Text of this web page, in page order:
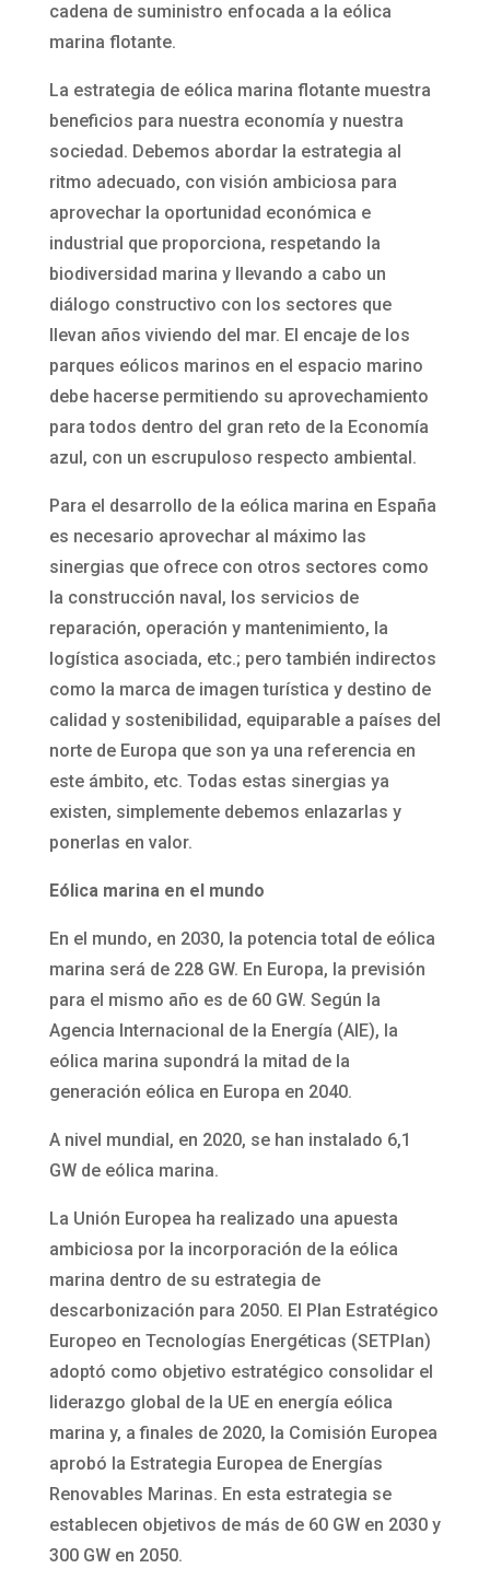
cadena de suministro enfocada a la eólica
marina flotante.
La estrategia de eólica marina flotante muestra
beneficios para nuestra economía y nuestra
sociedad. Debemos abordar la estrategia al
ritmo adecuado, con visión ambiciosa para
aprovechar la oportunidad económica e
industrial que proporciona, respetando la
biodiversidad marina y llevando a cabo un
diálogo constructivo con los sectores que
llevan años viviendo del mar. El encaje de los
parques eólicos marinos en el espacio marino
debe hacerse permitiendo su aprovechamiento
para todos dentro del gran reto de la Economía
azul, con un escrupuloso respecto ambiental.
Para el desarrollo de la eólica marina en España
es necesario aprovechar al máximo las
sinergias que ofrece con otros sectores como
la construcción naval, los servicios de
reparación, operación y mantenimiento, la
logística asociada, etc.; pero también indirectos
como la marca de imagen turística y destino de
calidad y sostenibilidad, equiparable a países del
norte de Europa que son ya una referencia en
este ámbito, etc. Todas estas sinergias ya
existen, simplemente debemos enlazarlas y
ponerlas en valor.
Eólica marina en el mundo
En el mundo, en 2030, la potencia total de eólica
marina será de 228 GW. En Europa, la previsión
para el mismo año es de 60 GW. Según la
Agencia Internacional de la Energía (AIE), la
eólica marina supondrá la mitad de la
generación eólica en Europa en 2040.
A nivel mundial, en 2020, se han instalado 6,1
GW de eólica marina.
La Unión Europea ha realizado una apuesta
ambiciosa por la incorporación de la eólica
marina dentro de su estrategia de
descarbonización para 2050. El Plan Estratégico
Europeo en Tecnologías Energéticas (SETPlan)
adoptó como objetivo estratégico consolidar el
liderazgo global de la UE en energía eólica
marina y, a finales de 2020, la Comisión Europea
aprobó la Estrategia Europea de Energías
Renovables Marinas. En esta estrategia se
establecen objetivos de más de 60 GW en 2030 y
300 GW en 2050.